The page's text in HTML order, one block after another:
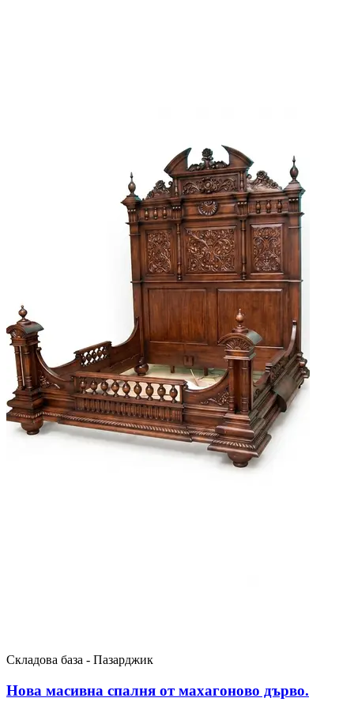
Складова база - Пазарджик
Нова масивна спалня от махагоново дърво.